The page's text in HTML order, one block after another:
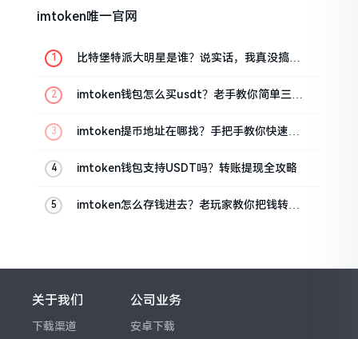
imtoken唯一官网
比特堡特派大明星是谁？说实话，我真没搞明
imtoken钱包怎么买usdt？老手教你简单三步
imtoken提币地址在哪找？手把手教你快速查
imtoken钱包支持USDT吗？转账提现全攻略
imtoken怎么存钱进去？老玩家教你把钱转进
关于我们
下载渠道
公司业务
安卓下载